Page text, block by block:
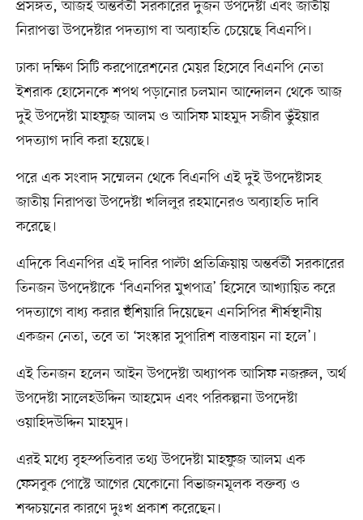
প্রসঙ্গত, আজই অন্তর্বর্তী সরকারের দুজন উপদেষ্টা এবং জাতীয়
নিরাপত্তা উপদেষ্টার পদত্যাগ বা অব্যাহতি চেয়েছে বিএনপি।
ঢাকা দক্ষিণ সিটি করপোরেশনের মেয়র হিসেবে বিএনপি নেতা
ইশরাক হোসেনকে শপথ পড়ানোর চলমান আন্দোলন থেকে আজ
দুই উপদেষ্টা মাহফুজ আলম ও আসিফ মাহমুদ সজীব ভুঁইয়ার
পদত্যাগ দাবি করা হয়েছে।
পরে এক সংবাদ সম্মেলন থেকে বিএনপি এই দুই উপদেষ্টাসহ
জাতীয় নিরাপত্তা উপদেষ্টা খলিলুর রহমানেরও অব্যাহতি দাবি
করেছে।
এদিকে বিএনপির এই দাবির পাল্টা প্রতিক্রিয়ায় অন্তর্বর্তী সরকারের
তিনজন উপদেষ্টাকে ‘বিএনপির মুখপাত্র’ হিসেবে আখ্যায়িত করে
পদত্যাগে বাধ্য করার হুঁশিয়ারি দিয়েছেন এনসিপির শীর্ষস্থানীয়
একজন নেতা, তবে তা ‘সংস্কার সুপারিশ বাস্তবায়ন না হলে’।
এই তিনজন হলেন আইন উপদেষ্টা অধ্যাপক আসিফ নজরুল, অর্থ
উপদেষ্টা সালেহউদ্দিন আহমেদ এবং পরিকল্পনা উপদেষ্টা
ওয়াহিদউদ্দিন মাহমুদ।
এরই মধ্যে বৃহস্পতিবার তথ্য উপদেষ্টা মাহফুজ আলম এক
ফেসবুক পোস্টে আগের যেকোনো বিভাজনমূলক বক্তব্য ও
শব্দচয়নের কারণে দুঃখ প্রকাশ করেছেন।